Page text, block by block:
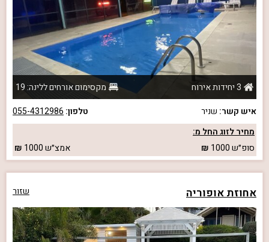
3 יחידות אירוח
מקסימום אורחים ללינה: 19
איש קשר: שניר טלפון: 055-4312986
מחיר לזוג החל מ:
סופ״ש1000 אמצ״ש1000
אחוזת אופוריה שזור